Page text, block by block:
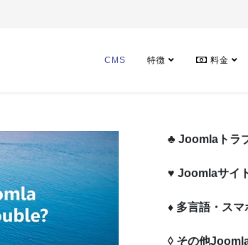
CMS 特徴 料金
♣ Joomlaトラ
♥ Joomlaサイ
♦ 多言語・スマ
◊ その他